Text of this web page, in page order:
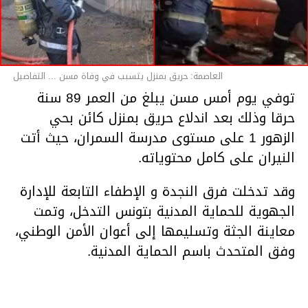
العاصمة: حريق بمنزل يتسبب في وفاة مسن ... التفاصيل
توفي يوم أمس مسن يبلغ من العمر 89 سنة
حرقا وذلك بعد اندلاع حريق بمنزل كائن بحي
الزهور 1 على مستوى مدرسة السمران، حيث أتت
النيران على كامل محتوياته.
وقد تدخلت فرق النجدة و الإطفاء التابعة للإدارة
الجهوية للحماية المدنية بتونس التدخل، وتمت
معاينة الجثة وتسليمها إلى أعوان الأمن الوطني،
وفق المتحدث باسم الحماية المدنية.